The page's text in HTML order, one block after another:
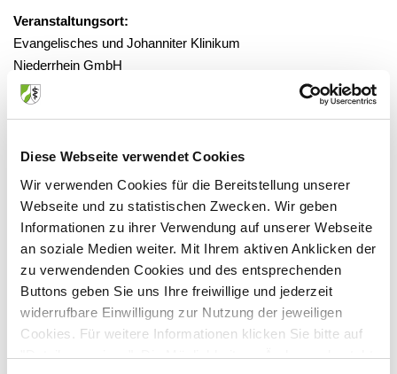
Diese Webseite verwendet Cookies
Wir verwenden Cookies für die Bereitstellung unserer
Webseite und zu statistischen Zwecken. Wir geben
Informationen zu ihrer Verwendung auf unserer Webseite
an soziale Medien weiter. Mit Ihrem aktiven Anklicken der
zu verwendenden Cookies und des entsprechenden
Buttons geben Sie uns Ihre freiwillige und jederzeit
widerrufbare Einwilligung zur Nutzung der jeweiligen
Cookies. Für weitere Informationen klicken Sie bitte auf
"Details anzeigen". Die Möglichkeit zur Änderung besteht
Veranstaltungsort:
Evangelisches und Johanniter Klinikum
Niederrhein GmbH
Fahrner Straße 133, 47169 Duisburg
Anbieter:
Evangelisches Klinikum Niederrhein gGmbH
Ansprechpartner:
Fahrner Straße 133
47169 Duisburg
Tel:
0203/508-1321
Fax:0203/508-1323
Mail:joerg.neuerburg@ejk.de